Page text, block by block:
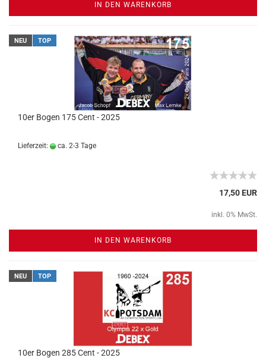
IN DEN WARENKORB
NEU TOP
10er Bogen 175 Cent - 2025
Lieferzeit: ca. 2-3 Tage
17,50 EUR
inkl. 0% MwSt.
IN DEN WARENKORB
NEU TOP
10er Bogen 285 Cent - 2025